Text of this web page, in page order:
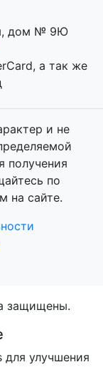
дом № 9Ю
и не
получения
по
на сайте.
защищены.
улучшения